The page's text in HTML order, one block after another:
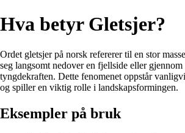
Hva betyr Gletsjer?
Ordet gletsjer på norsk refererer til en stor
seg langsomt nedover en fjellside eller
tyngdekraften. Dette fenomenet oppstår
og spiller en viktig rolle i landskapsformingen.
Eksempler på bruk